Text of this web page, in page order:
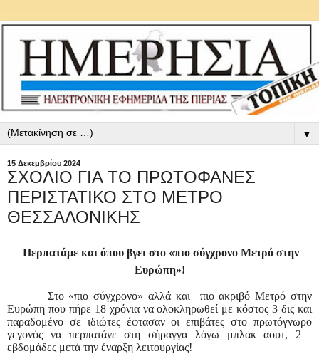
▼
15 Δεκεμβρίου 2024
ΣΧΟΛΙΟ ΓΙΑ ΤΟ ΠΡΩΤΟΦΑΝΕΣ
ΠΕΡΙΣΤΑΤΙΚΟ ΣΤΟ ΜΕΤΡΟ
ΘΕΣΣΑΛΟΝΙΚΗΣ
Περπατάμε και όπου βγει στο «πιο σύγχρονο Μετρό στην
Ευρώπη»!
Στο «πιο σύγχρονο» αλλά και
πιο ακριβό Μετρό στην
Ευρώπη που πήρε 18 χρόνια να ολοκληρωθεί με κόστος 3 δις και
παραδομένο σε ιδιώτες έφτασαν οι επιβάτες στο πρωτόγνωρο
γεγονός να περπατάνε στη σήραγγα λόγω μπλακ αουτ, 2
εβδομάδες μετά την έναρξη λειτουργίας!